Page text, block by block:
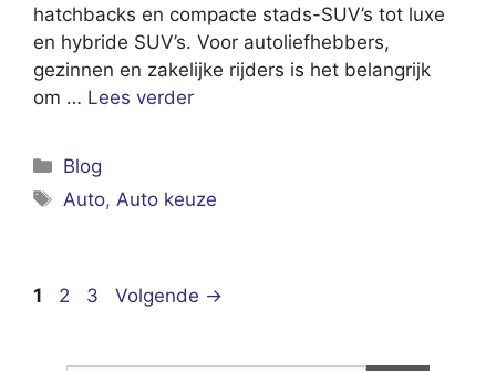
hatchbacks en compacte stads-SUV’s tot luxe
en hybride SUV’s. Voor autoliefhebbers,
gezinnen en zakelijke rijders is het belangrijk
om … Lees verder
Categorieën
Blog
Tags
Auto,Auto keuze
Pagina
1 Pagina
2 Pagina
3 Volgende →